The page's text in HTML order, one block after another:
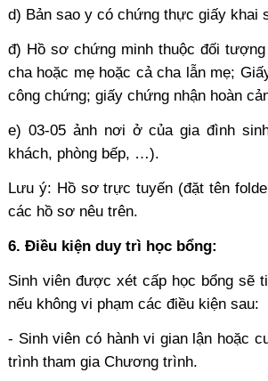
d) Bản sao y có chứng thực giấy khai
đ) Hồ sơ chứng minh thuộc đối
cha hoặc mẹ hoặc cả cha lẫn mẹ;
công chứng; giấy chứng nhận hoàn
e) 03-05 ảnh nơi ở của gia đình
khách, phòng bếp, …).
Lưu ý: Hồ sơ trực tuyến (đặt tên
các hồ sơ nêu trên.
6. Điều kiện duy trì học bổng:
Sinh viên được xét cấp học bổng sẽ
nếu không vi phạm các điều kiện sau:
- Sinh viên có hành vi gian lận hoặc
trình tham gia Chương trình.